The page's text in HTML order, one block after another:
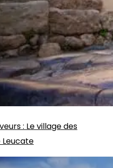
: Le village des